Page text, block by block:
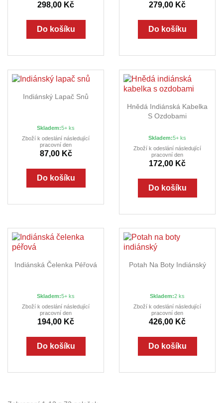
298,00 Kč
Do košíku
279,00 Kč
Do košíku
Indiánský Lapač Snů
Skladem:5+ ks
Zboží k odeslání následující
pracovní den
87,00 Kč
Do košíku
Hnědá Indiánská Kabelka
S Ozdobami
Skladem:5+ ks
Zboží k odeslání následující
pracovní den
172,00 Kč
Do košíku
Indiánská Čelenka Péřová
Skladem:5+ ks
Zboží k odeslání následující
pracovní den
194,00 Kč
Do košíku
Potah Na Boty Indiánský
Skladem:2 ks
Zboží k odeslání následující
pracovní den
426,00 Kč
Do košíku